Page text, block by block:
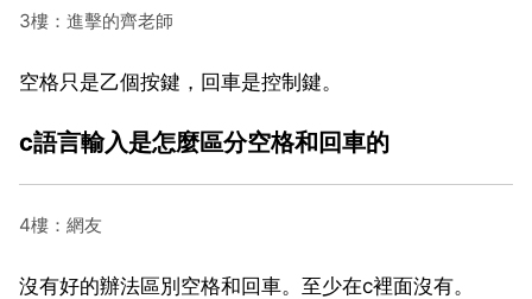
3樓：進擊的齊老師
空格只是乙個按鍵，回車是控制鍵。
c語言輸入是怎麼區分空格和回車的
4樓：網友
沒有好的辦法區別空格和回車。至少在c裡面沒有。